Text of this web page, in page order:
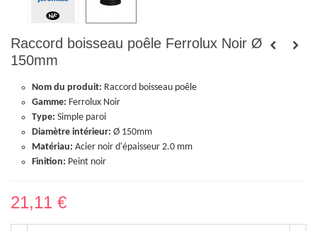
Raccord boisseau poêle Ferrolux Noir Ø
150mm
Nom du produit: Raccord boisseau poêle
Gamme: Ferrolux Noir
Type: Simple paroi
Diamètre intérieur: Ø 150mm
Matériau: Acier noir d'épaisseur 2.0 mm
Finition: Peint noir
21,11 €